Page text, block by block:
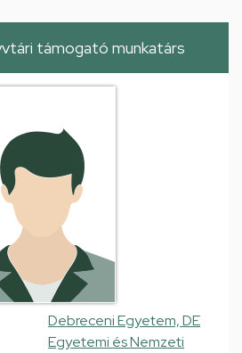
támogató munkatárs
Debreceni Egyetem, DE
Egyetemi és Nemzeti